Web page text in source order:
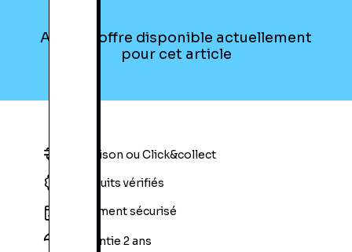
Aucune offre disponible actuellement
pour cet article
Livraison ou Click&collect
Produits vérifiés
Paiement sécurisé
Garantie 2 ans